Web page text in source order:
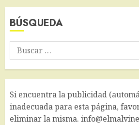
BÚSQUEDA
Buscar:
Si encuentra la publicidad
inadecuada para esta página,
eliminar la misma.